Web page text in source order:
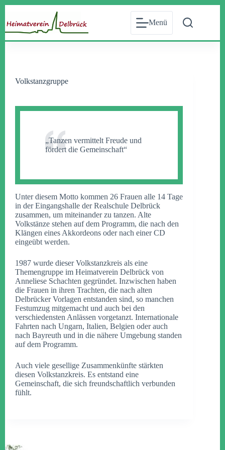
springen
Menü
Volkstanzgruppe
„Tanzen vermittelt Freude und
fördert die Gemeinschaft“
Unter diesem Motto kommen 26 Frauen alle 14 Tage
in der Eingangshalle der Realschule Delbrück
zusammen, um miteinander zu tanzen. Alte
Volkstänze stehen auf dem Programm, die nach den
Klängen eines Akkordeons oder nach einer CD
eingeübt werden.
1987 wurde dieser Volkstanzkreis als eine
Themengruppe im Heimatverein Delbrück von
Anneliese Schachten gegründet. Inzwischen haben
die Frauen in ihren Trachten, die nach alten
Delbrücker Vorlagen entstanden sind, so manchen
Festumzug mitgemacht und auch bei den
verschiedensten Anlässen vorgetanzt. Internationale
Fahrten nach Ungarn, Italien, Belgien oder auch
nach Bayreuth und in die nähere Umgebung standen
auf dem Programm.
Auch viele gesellige Zusammenkünfte stärkten
diesen Volkstanzkreis. Es entstand eine
Gemeinschaft, die sich freundschaftlich verbunden
fühlt.